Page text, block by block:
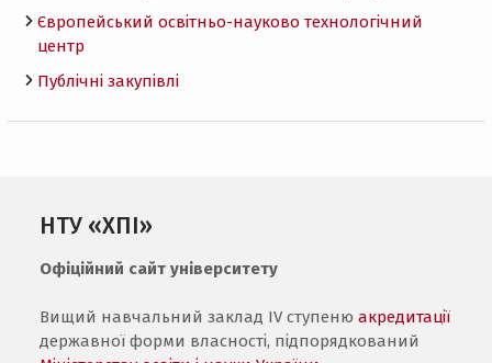
Європейський освітньо-науково технологічний
центр
Публічні закупівлі
НТУ «ХПІ»
Офіційний сайт університету
Вищий навчальний заклад IV ступенюакредитації
державної форми власності, підпорядкований